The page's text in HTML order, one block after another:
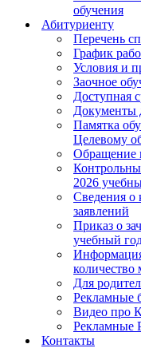
обучения
Абитуриенту
Перечень
График
Условия и
Заочное
Доступная
Документы
Памятка
Целевому
Обращение
2026
Сведения о
заявлений
Приказ о
учебный
количество
Для
Рекламные
Видео про
Рекламные
Контакты